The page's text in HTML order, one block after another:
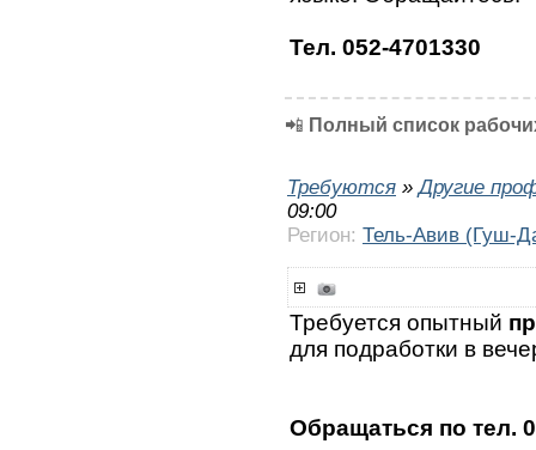
Тел. 052-4701330
📲 Полный список
Требуются »Другие
09:00
Регион: Тель-Авив (Гуш-
Требуется опытный
для подработки в
Обращаться по тел.